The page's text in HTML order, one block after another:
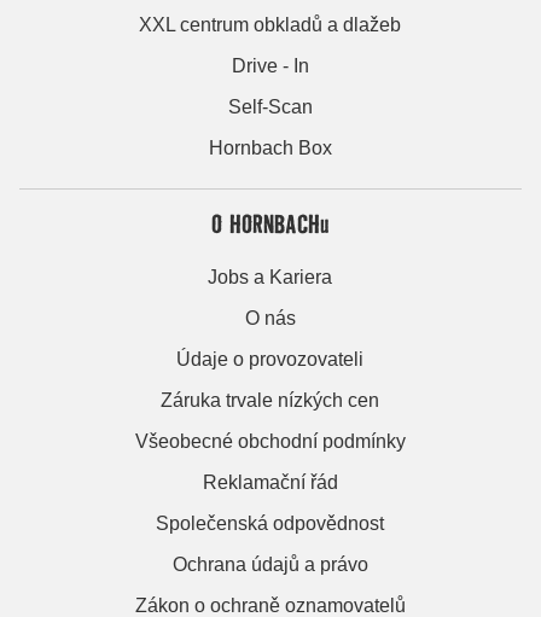
XXL centrum obkladů a dlažeb
Drive - In
Self-Scan
Hornbach Box
O HORNBACHu
Jobs a Kariera
O nás
Údaje o provozovateli
Záruka trvale nízkých cen
Všeobecné obchodní podmínky
Reklamační řád
Společenská odpovědnost
Ochrana údajů a právo
Zákon o ochraně oznamovatelů